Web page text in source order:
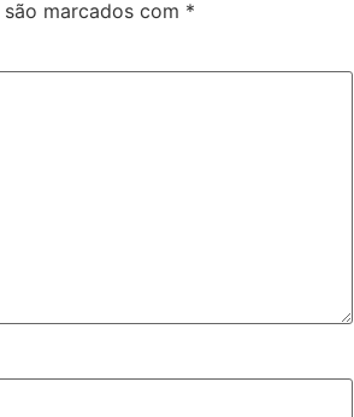
marcados com *